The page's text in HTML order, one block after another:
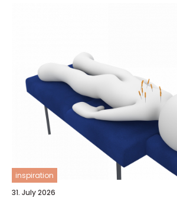
inspiration
31. July 2026